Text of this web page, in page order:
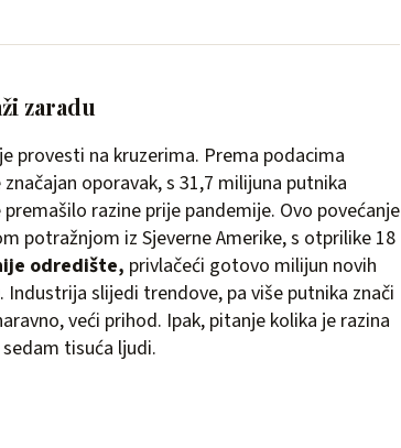
zaradu
provesti na kruzerima. Prema podacima
oporavak, s 31,7 milijuna putnika
razine prije pandemije. Ovo povećanje
potražnjom iz Sjeverne Amerike, s otprilike 18
odredište, privlačeći gotovo milijun novih
slijedi trendove, pa više putnika znači
veći prihod. Ipak, pitanje kolika je razina
tisuća ljudi.